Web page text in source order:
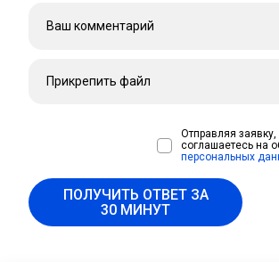
Прикрепить файл
Отправляя
соглашаетесь на
персональных
ПОЛУЧИТЬ ОТВЕТ ЗА
30 МИНУТ